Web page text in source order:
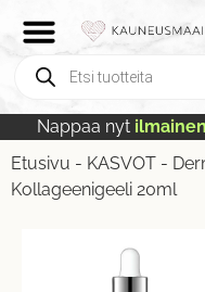
Nappaa nyt ilmainen
Etusivu - KASVOT -
Kollageenigeeli 20ml